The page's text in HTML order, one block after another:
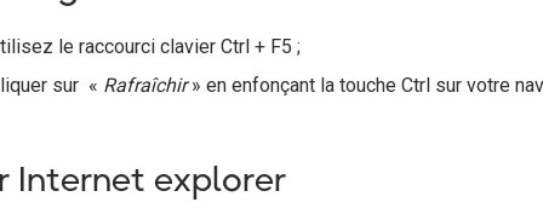
le raccourci clavier Ctrl + F5 ;
sur « Rafraîchir» en enfonçant la touche Ctrl sur votre
Internet explorer